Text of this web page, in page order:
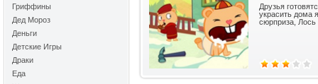
Друзья
украсить дома
сюрприза, Лось
Гриффины
Дед Мороз
Деньги
Детские Игры
Драки
Еда